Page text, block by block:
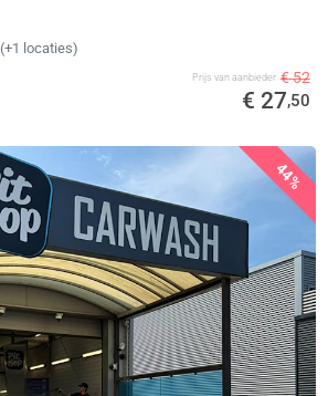
(+1 locaties)
Prijs van aanbieder € 52
€ 27,50
44%